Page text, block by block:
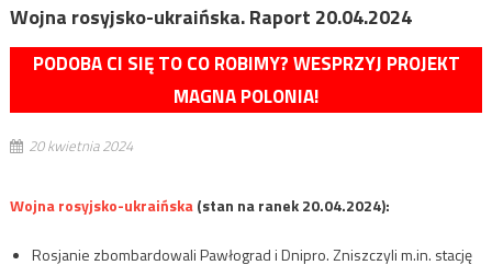
Wojna rosyjsko-ukraińska. Raport 20.04.2024
PODOBA CI SIĘ TO CO ROBIMY? WESPRZYJ PROJEKT
MAGNA POLONIA!
20 kwietnia 2024
Wojna rosyjsko-ukraińska(stan na ranek 20.04.2024):
Rosjanie zbombardowali Pawłograd i Dnipro. Zniszczyli m.in. stację